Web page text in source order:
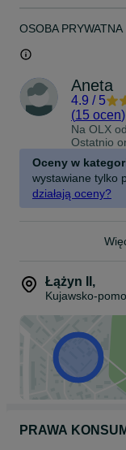
OSOBA PRYWATNA
Aneta
4.9 / 5
(15 ocen)
Na OLX od
Ostatnio
Oceny w
wystawiane tylko
działają oceny?
Łążyn II ,
Kujawsko-
PRAWA